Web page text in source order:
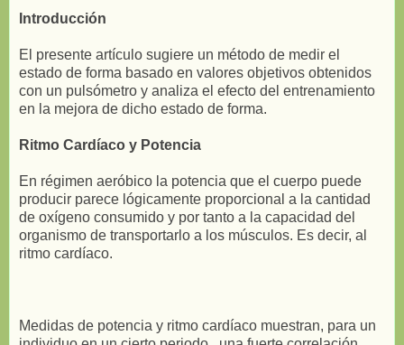
Introducción
El presente artículo sugiere un método de medir el
estado de forma basado en valores objetivos obtenidos
con un pulsómetro y analiza el efecto del entrenamiento
en la mejora de dicho estado de forma.
Ritmo Cardíaco y Potencia
En régimen aeróbico la potencia que el cuerpo puede
producir parece lógicamente proporcional a la cantidad
de oxígeno consumido y por tanto a la capacidad del
organismo de transportarlo a los músculos. Es decir, al
ritmo cardíaco.
Medidas de potencia y ritmo cardíaco muestran, para un